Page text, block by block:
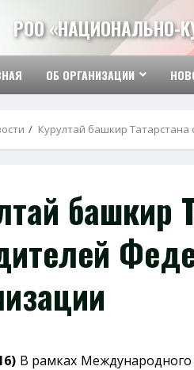
РОО «НАЦИОНАЛЬНО-
ОБ ОРГАНИЗАЦИИ
Курултай башкир
башкир
В рамках Международного